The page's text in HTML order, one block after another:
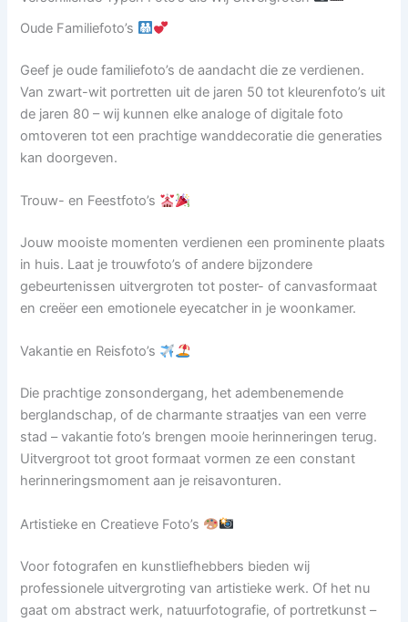
Oude Familiefoto’s
Geef je oude familiefoto’s de aandacht die ze verdienen.
Van zwart-wit portretten uit de jaren 50 tot kleurenfoto’s uit
de jaren 80 – wij kunnen elke analoge of digitale foto
omtoveren tot een prachtige wanddecoratie die generaties
kan doorgeven.
Trouw- en Feestfoto’s
Jouw mooiste momenten verdienen een prominente plaats
in huis. Laat je trouwfoto’s of andere bijzondere
gebeurtenissen uitvergroten tot poster- of canvasformaat
en creëer een emotionele eyecatcher in je woonkamer.
Vakantie en Reisfoto’s
Die prachtige zonsondergang, het adembenemende
berglandschap, of de charmante straatjes van een verre
stad – vakantie foto’s brengen mooie herinneringen terug.
Uitvergroot tot groot formaat vormen ze een constant
herinneringsmoment aan je reisavonturen.
Artistieke en Creatieve Foto’s
Voor fotografen en kunstliefhebbers bieden wij
professionele uitvergroting van artistieke werk. Of het nu
gaat om abstract werk, natuurfotografie, of portretkunst –